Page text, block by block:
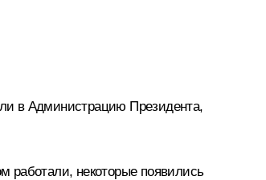
в Администрацию Президента,
работали, некоторые появились